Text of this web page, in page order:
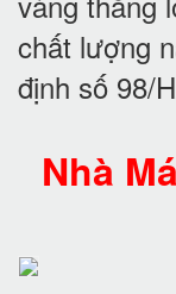
chất lượng
định số 98/
Nhà